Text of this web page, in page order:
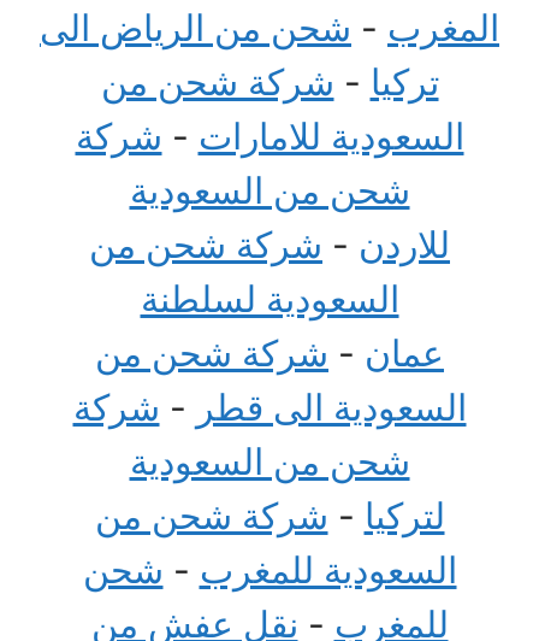
المغرب - شحن من الرياض الى
تركيا - شركة شحن من
السعودية للامارات - شركة
شحن من السعودية
للاردن - شركة شحن من
السعودية لسلطنة
عمان - شركة شحن من
السعودية الى قطر - شركة
شحن من السعودية
لتركيا - شركة شحن من
السعودية للمغرب - شحن
للمغرب - نقل عفش من